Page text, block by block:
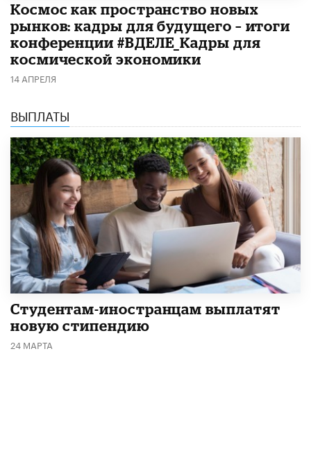
Космос как пространство новых
рынков: кадры для будущего – итоги
конференции #ВДЕЛЕ_Кадры для
космической экономики
14 АПРЕЛЯ
ВЫПЛАТЫ
Студентам-иностранцам выплатят
новую стипендию
24 МАРТА